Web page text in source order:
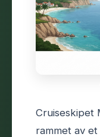
Cruiseskipet
rammet av